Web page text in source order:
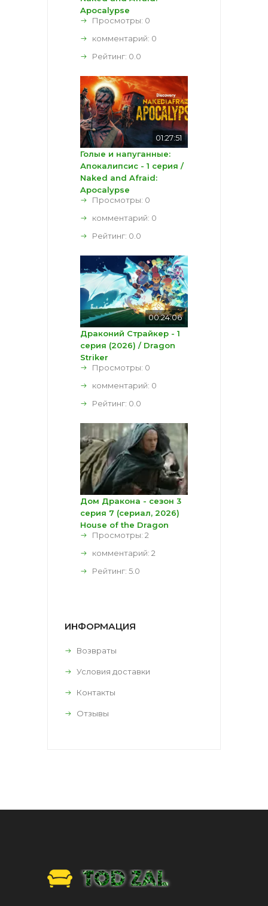
Apocalypse
Просмотры: 0
комментарий: 0
Рейтинг: 0.0
01:27:51
Голые и напуганные:
Апокалипсис - 1 серия /
Naked and Afraid:
Apocalypse
Просмотры: 0
комментарий: 0
Рейтинг: 0.0
00:24:06
Драконий Страйкер - 1
серия (2026) / Dragon
Striker
Просмотры: 0
комментарий: 0
Рейтинг: 0.0
Дом Дракона - сезон 3
серия 7 (сериал, 2026)
House of the Dragon
Просмотры: 2
комментарий: 2
Рейтинг: 5.0
ИНФОРМАЦИЯ
Возвраты
Условия доставки
Контакты
Отзывы